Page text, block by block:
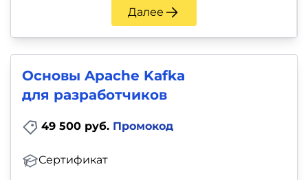
Далее
Основы Apache Kafka
для разработчиков
49 500 руб. Промокод
Сертификат